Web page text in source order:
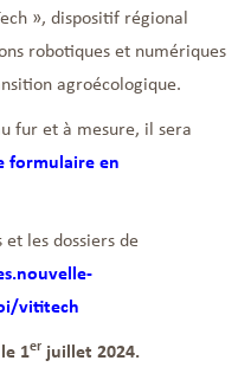
», dispositif régional
robotiques et numériques
agroécologique.
fur et à mesure, il sera
formulaire en
les dossiers de
vititech
1er juillet 2024.